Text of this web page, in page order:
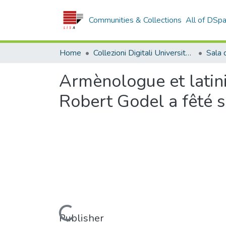
Communities & Collections All of
Home Collezioni Digitali Università della Calabria
Armènologue et
Robert Godel a fêté
Publisher